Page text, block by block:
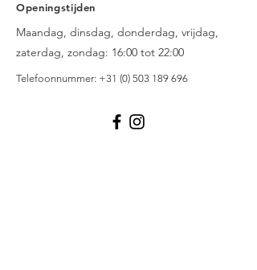
Openingstijden
Maandag, dinsdag, donderdag, vrijdag,
zaterdag, zondag: 16:00 tot 22:00
Telefoonnummer: +31 (0) 503 189 696